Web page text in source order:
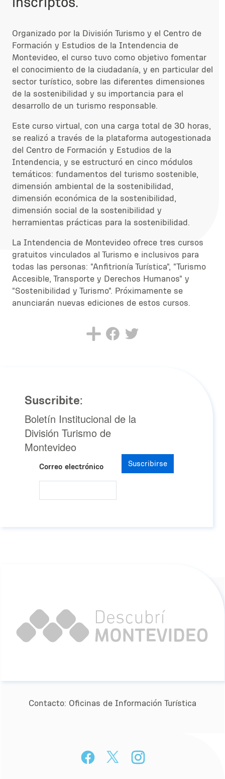
Organizado por la División Turismo y el Centro de
Formación y Estudios de la Intendencia de
Montevideo, el curso tuvo como objetivo fomentar
el conocimiento de la ciudadanía, y en particular del
sector turístico, sobre las diferentes dimensiones
de la sostenibilidad y su importancia para el
desarrollo de un turismo responsable.
Este curso virtual, con una carga total de 30 horas,
se realizó a través de la plataforma autogestionada
del Centro de Formación y Estudios de la
Intendencia, y se estructuró en cinco módulos
temáticos: fundamentos del turismo sostenible,
dimensión ambiental de la sostenibilidad,
dimensión económica de la sostenibilidad,
dimensión social de la sostenibilidad y
herramientas prácticas para la sostenibilidad.
La Intendencia de Montevideo ofrece tres cursos
gratuitos vinculados al Turismo e inclusivos para
todas las personas: "Anfitrionía Turística", "Turismo
Accesible, Transporte y Derechos Humanos" y
"Sostenibilidad y Turismo". Próximamente se
anunciarán nuevas ediciones de estos cursos.
Suscribite:
Boletín Institucional de la
División Turismo de
Montevideo
Correo electrónico Suscribirse
Contacto: Oﬁcinas de Información Turística